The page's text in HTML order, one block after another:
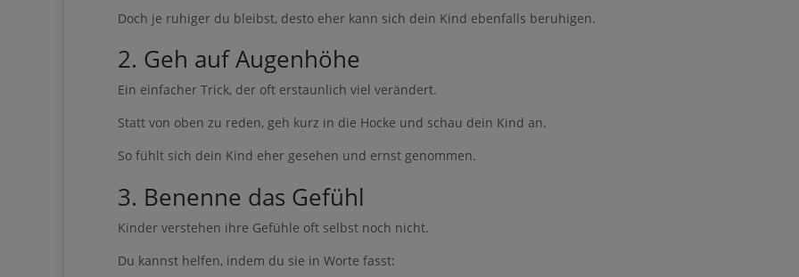
Doch je ruhiger du bleibst, desto eher kann sich dein Kind ebenfalls beruhigen.
2. Geh auf Augenhöhe
Ein einfacher Trick, der oft erstaunlich viel verändert.
Statt von oben zu reden, geh kurz in die Hocke und schau dein Kind an.
So fühlt sich dein Kind eher gesehen und ernst genommen.
3. Benenne das Gefühl
Kinder verstehen ihre Gefühle oft selbst noch nicht.
Du kannst helfen, indem du sie in Worte fasst:
Lade dir meinen Guide für 0€ runter, wenn
• dir mehr Zeit für dein Kind wünschst
• das Gefühl hast, dass starre Arbeitszeiten gerade nicht zu eurem Alltag passen
• dir trotzdem ein eigenes Einkommen aufbauen möchtest
• nach einer ruhigen und flexiblen Möglichkeit suchst, von zuhause aus zu arbeiten